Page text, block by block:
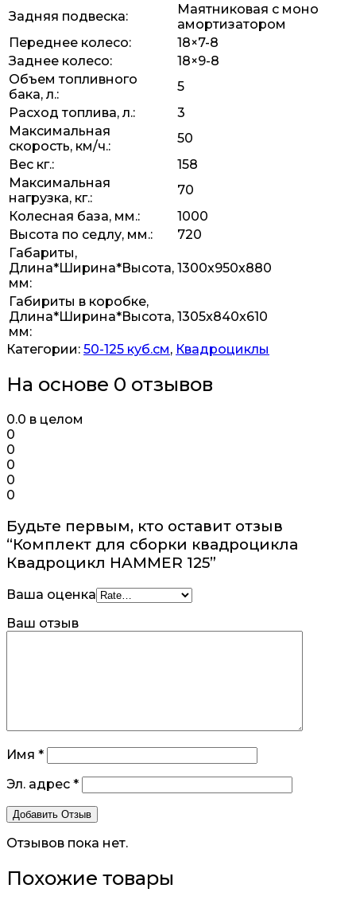
Задняя подвеска:
Маятниковая с моно
амортизатором
Переднее колесо:
18×7-8
Заднее колесо:
18×9-8
Объем топливного
бака, л.:
5
Расход топлива, л.:
3
Максимальная
скорость, км/ч.:
50
Вес кг.:
158
Максимальная
нагрузка, кг.:
70
Колесная база, мм.:
1000
Высота по седлу, мм.:
720
Габариты,
Длина*Ширина*Высота,
мм:
1300x950x880
Габириты в коробке,
Длина*Ширина*Высота,
мм:
1305x840x610
Категории: 50-125 куб.см, Квадроциклы
На основе 0 отзывов
0.0 в целом
0
0
0
0
0
Будьте первым, кто оставит отзыв
“Комплект для сборки квадроцикла
Квадроцикл HAMMER 125”
Ваша оценка
Ваш отзыв
Имя *
Эл. адрес *
Отзывов пока нет.
Похожие товары